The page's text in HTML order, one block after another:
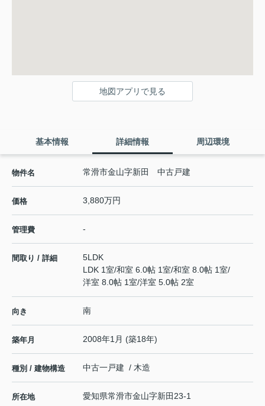
地図アプリで見る
基本情報 詳細情報 周辺環境
物件名 常滑市金山字新田 中古戸建
価格 3,880万円
管理費 -
間取り / 詳細
5LDK
LDK 1室/和室 6.0帖 1室/和室 8.0帖 1室/
洋室 8.0帖 1室/洋室 5.0帖 2室
向き 南
築年月 2008年1月 (築18年)
種別 / 建物構造 中古一戸建 / 木造
所在地 愛知県常滑市金山字新田23-1